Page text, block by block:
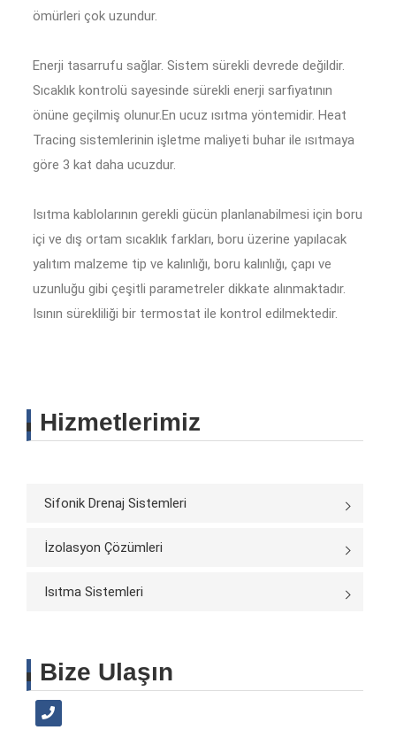
ömürleri çok uzundur.
Enerji tasarrufu sağlar. Sistem sürekli devrede değildir.
Sıcaklık kontrolü sayesinde sürekli enerji sarfiyatının
önüne geçilmiş olunur.En ucuz ısıtma yöntemidir. Heat
Tracing sistemlerinin işletme maliyeti buhar ile ısıtmaya
göre 3 kat daha ucuzdur.
Isıtma kablolarının gerekli gücün planlanabilmesi için boru
içi ve dış ortam sıcaklık farkları, boru üzerine yapılacak
yalıtım malzeme tip ve kalınlığı, boru kalınlığı, çapı ve
uzunluğu gibi çeşitli parametreler dikkate alınmaktadır.
Isının sürekliliği bir termostat ile kontrol edilmektedir.
Hizmetlerimiz
Sifonik Drenaj Sistemleri
İzolasyon Çözümleri
Isıtma Sistemleri
Bize Ulaşın